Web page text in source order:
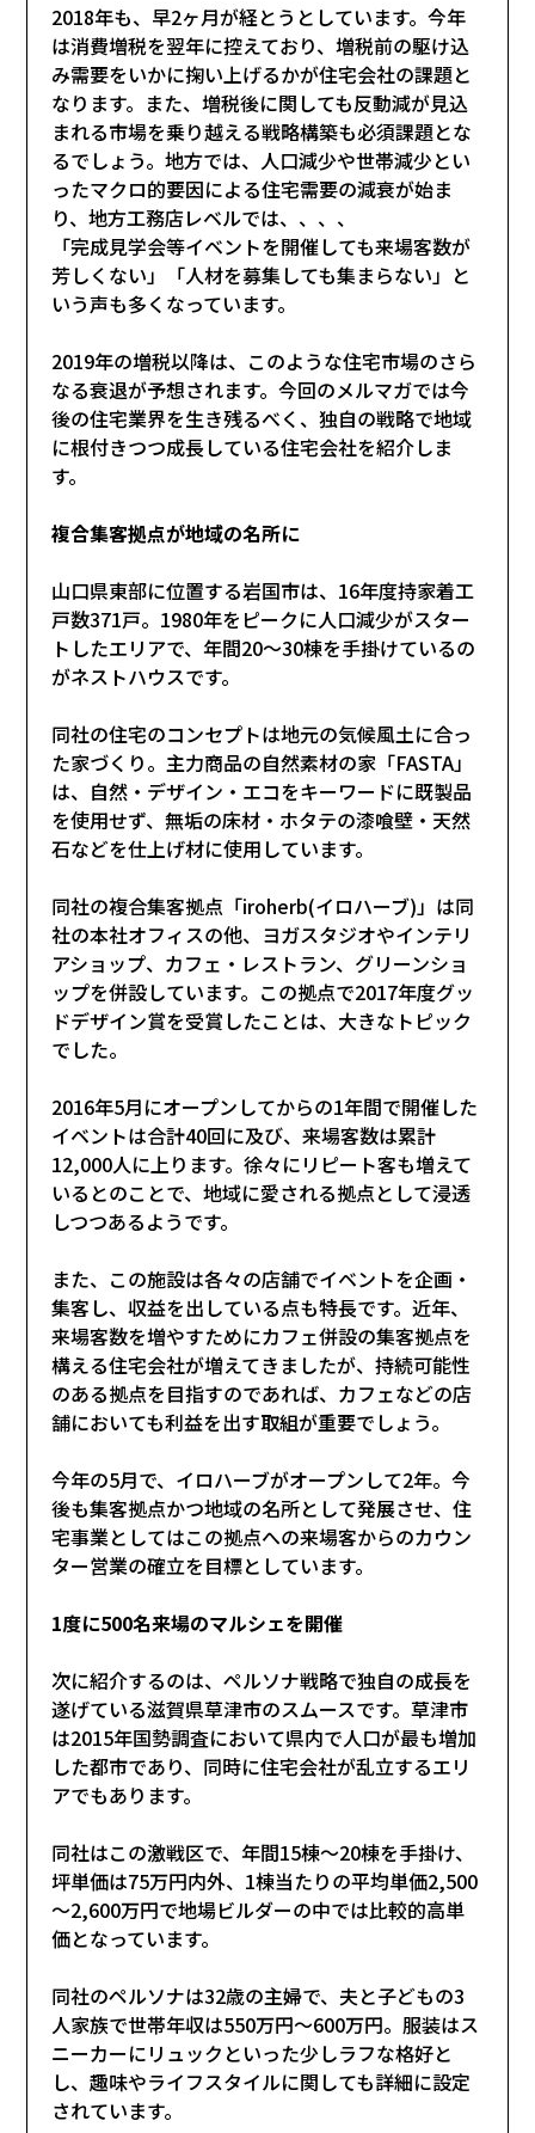
2018年も、早2ヶ月が経とうとしています。今年
は消費増税を翌年に控えており、増税前の駆け込
み需要をいかに掬い上げるかが住宅会社の課題と
なります。また、増税後に関しても反動減が見込
まれる市場を乗り越える戦略構築も必須課題とな
るでしょう。地方では、人口減少や世帯減少とい
ったマクロ的要因による住宅需要の減衰が始ま
り、地方工務店レベルでは、、、、
「完成見学会等イベントを開催しても来場客数が
芳しくない」「人材を募集しても集まらない」と
いう声も多くなっています。
2019年の増税以降は、このような住宅市場のさら
なる衰退が予想されます。今回のメルマガでは今
後の住宅業界を生き残るべく、独自の戦略で地域
に根付きつつ成長している住宅会社を紹介しま
す。
複合集客拠点が地域の名所に
山口県東部に位置する岩国市は、16年度持家着工
戸数371戸。1980年をピークに人口減少がスター
トしたエリアで、年間20～30棟を手掛けているの
がネストハウスです。
同社の住宅のコンセプトは地元の気候風土に合っ
た家づくり。主力商品の自然素材の家「FASTA」
は、自然・デザイン・エコをキーワードに既製品
を使用せず、無垢の床材・ホタテの漆喰壁・天然
石などを仕上げ材に使用しています。
同社の複合集客拠点「iroherb(イロハーブ)」は同
社の本社オフィスの他、ヨガスタジオやインテリ
アショップ、カフェ・レストラン、グリーンショ
ップを併設しています。この拠点で2017年度グッ
ドデザイン賞を受賞したことは、大きなトピック
でした。
2016年5月にオープンしてからの1年間で開催した
イベントは合計40回に及び、来場客数は累計
12,000人に上ります。徐々にリピート客も増えて
いるとのことで、地域に愛される拠点として浸透
しつつあるようです。
また、この施設は各々の店舗でイベントを企画・
集客し、収益を出している点も特長です。近年、
来場客数を増やすためにカフェ併設の集客拠点を
構える住宅会社が増えてきましたが、持続可能性
のある拠点を目指すのであれば、カフェなどの店
舗においても利益を出す取組が重要でしょう。
今年の5月で、イロハーブがオープンして2年。今
後も集客拠点かつ地域の名所として発展させ、住
宅事業としてはこの拠点への来場客からのカウン
ター営業の確立を目標としています。
1度に500名来場のマルシェを開催
次に紹介するのは、ペルソナ戦略で独自の成長を
遂げている滋賀県草津市のスムースです。草津市
は2015年国勢調査において県内で人口が最も増加
した都市であり、同時に住宅会社が乱立するエリ
アでもあります。
同社はこの激戦区で、年間15棟～20棟を手掛け、
坪単価は75万円内外、1棟当たりの平均単価2,500
～2,600万円で地場ビルダーの中では比較的高単
価となっています。
同社のペルソナは32歳の主婦で、夫と子どもの3
人家族で世帯年収は550万円～600万円。服装はス
ニーカーにリュックといった少しラフな格好と
し、趣味やライフスタイルに関しても詳細に設定
されています。